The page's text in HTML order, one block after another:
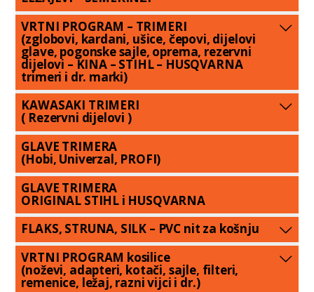
VRTNI PROGRAM – TRIMERI
(zglobovi, kardani, ušice, čepovi, dijelovi
glave, pogonske sajle, oprema, rezervni
dijelovi – KINA – STIHL – HUSQVARNA
trimeri i dr. marki)
KAWASAKI TRIMERI
( Rezervni dijelovi )
GLAVE TRIMERA
(Hobi, Univerzal, PROFI)
GLAVE TRIMERA
ORIGINAL STIHL i HUSQVARNA
FLAKS, STRUNA, SILK – PVC nit za košnju
VRTNI PROGRAM kosilice
(noževi, adapteri, kotači, sajle, filteri,
remenice, ležaj, razni vijci i dr.)